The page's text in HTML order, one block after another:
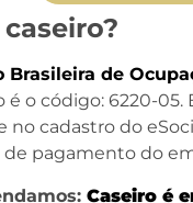
Brasileira de
o código: 6220-
no cadastro do
de pagamento do
Caseiro é